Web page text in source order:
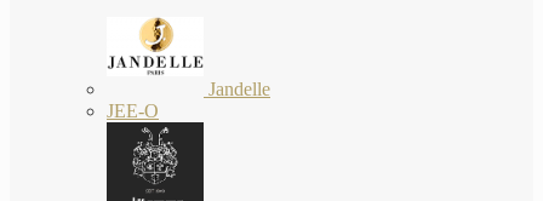
Jandelle
JEE-O